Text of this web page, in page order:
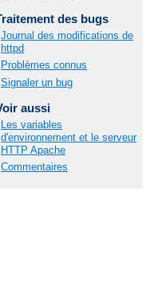
des bugs
Journal des modifications de
httpd
Problèmes connus
Signaler un bug
aussi
Les variables
d'environnement et le serveur
HTTP Apache
Commentaires